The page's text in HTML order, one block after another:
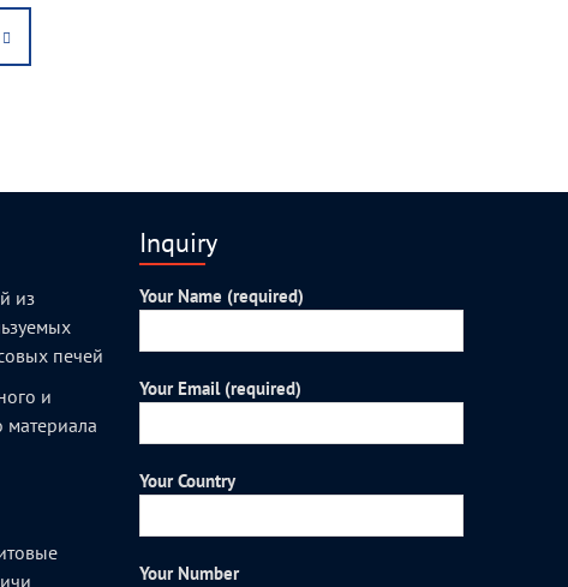
из
печей
и
материала
Inquiry
Your Name (required)
Your Email (required)
Your Country
Your Number